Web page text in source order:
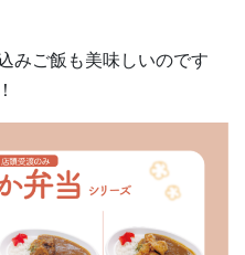
みご飯も美味しいのです